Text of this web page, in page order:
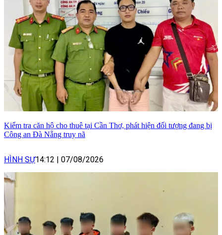
Kiểm tra căn hộ cho thuê tại Cần Thơ, phát hiện đối tượng đang bị
Công an Đà Nẵng truy nã
HÌNH SỰ14:12 | 07/08/2026